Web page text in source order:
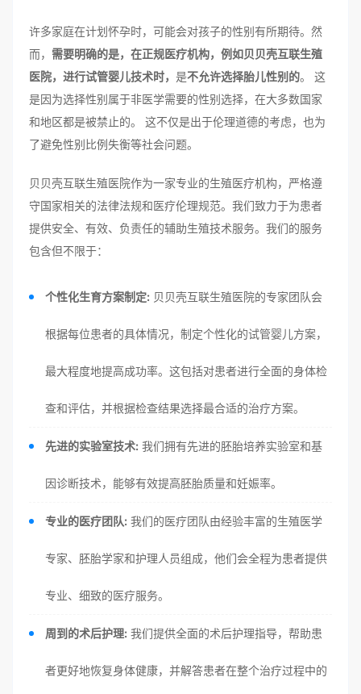
许多家庭在计划怀孕时，可能会对孩子的性别有所期待。然
而， 需要明确的是，在正规医疗机构，例如贝贝壳互联生殖
医院，进行试管婴儿技术时， 是不允许选择胎儿性别的。 这
是因为选择性别属于非医学需要的性别选择，在大多数国家
和地区都是被禁止的。 这不仅是出于伦理道德的考虑，也为
了避免性别比例失衡等社会问题。
贝贝壳互联生殖医院作为一家专业的生殖医疗机构，严格遵
守国家相关的法律法规和医疗伦理规范。我们致力于为患者
提供安全、有效、负责任的辅助生殖技术服务。我们的服务
包含但不限于：
个性化生育方案制定: 贝贝壳互联生殖医院的专家团队会
根据每位患者的具体情况，制定个性化的试管婴儿方案，
最大程度地提高成功率。这包括对患者进行全面的身体检
查和评估，并根据检查结果选择最合适的治疗方案。
先进的实验室技术: 我们拥有先进的胚胎培养实验室和基
因诊断技术，能够有效提高胚胎质量和妊娠率。
专业的医疗团队: 我们的医疗团队由经验丰富的生殖医学
专家、胚胎学家和护理人员组成，他们会全程为患者提供
专业、细致的医疗服务。
周到的术后护理: 我们提供全面的术后护理指导，帮助患
者更好地恢复身体健康，并解答患者在整个治疗过程中的